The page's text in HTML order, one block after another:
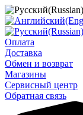
Оплата
Доставка
Обмен и возврат
Магазины
Сервисный центр
Обратная связь